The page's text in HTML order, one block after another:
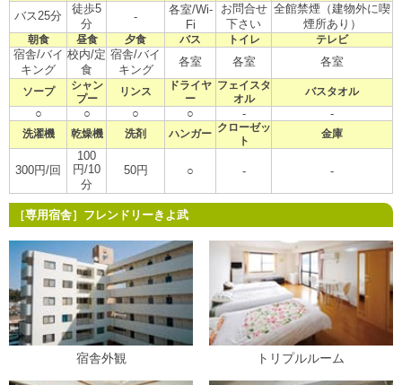
バス25分
徒歩5
分
-
各室/Wi-
Fi
お問合せ
下さい
全館禁煙（建物外に喫
煙所あり）
朝食 昼食 夕食 バス トイレ テレビ
宿舎/バイ
キング
校内/定
食
宿舎/バイ
キング
各室 各室 各室
ソープ
シャン
プー
リンス
ドライヤ
ー
フェイスタ
オル
バスタオル
○ ○ ○ ○ - -
洗濯機 乾燥機 洗剤 ハンガー
クローゼッ
ト
金庫
300円/回
100
円/10
分
50円 ○ - -
［専用宿舎］フレンドリーきよ武
宿舎外観 トリプルルーム